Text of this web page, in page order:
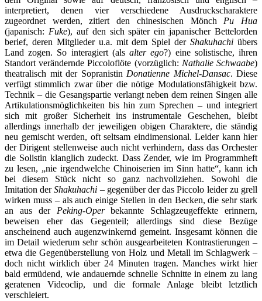
interpretiert, denen vier verschiedene Ausdruckscharaktere
zugeordnet werden, zitiert den chinesischen Mönch Pu Hua
(japanisch: Fuke), auf den sich später ein japanischer Bettelorden
berief, deren Mitglieder u.a. mit dem Spiel derShakuhachiübers
Land zogen. So interagiert (alsalter ego?) eine solistische, ihren
Standort verändernde Piccoloflöte (vorzüglich: Nathalie Schwaabe)
theatralisch mit der Sopranistin Donatienne Michel-Dansac. Diese
verfügt stimmlich zwar über die nötige Modulationsfähigkeit bzw.
Technik – die Gesangspartie verlangt neben dem reinen Singen alle
Artikulationsmöglichkeiten bis hin zum Sprechen – und integriert
sich mit großer Sicherheit ins instrumentale Geschehen, bleibt
allerdings innerhalb der jeweiligen obigen Charaktere, die ständig
neu gemischt werden, oft seltsam eindimensional. Leider kann hier
der Dirigent stellenweise auch nicht verhindern, dass das Orchester
die Solistin klanglich zudeckt. Dass Zender, wie im Programmheft
zu lesen, „nie irgendwelche Chinoiserien im Sinn hatte“, kann ich
bei diesem Stück nicht so ganz nachvollziehen. Sowohl die
Imitation derShakuhachi – gegenüber der das Piccolo leider zu grell
wirken muss – als auch einige Stellen in den Becken, die sehr stark
an aus der Peking-Operbekannte Schlagzeugeffekte erinnern,
beweisen eher das Gegenteil; allerdings sind diese Bezüge
anscheinend auch augenzwinkernd gemeint. Insgesamt können die
im Detail wiederum sehr schön ausgearbeiteten Kontrastierungen –
etwa die Gegenüberstellung von Holz und Metall im Schlagwerk –
doch nicht wirklich über 24 Minuten tragen. Manches wirkt hier
bald ermüdend, wie andauernde schnelle Schnitte in einem zu lang
geratenen Videoclip, und die formale Anlage bleibt letztlich
verschleiert.